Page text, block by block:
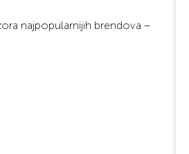
najpopularnijih brendova –